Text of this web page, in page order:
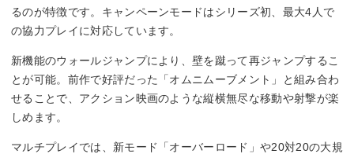
るのが特徴です。キャンペーンモードはシリーズ初、最大4人で
の協力プレイに対応しています。
新機能のウォールジャンプにより、壁を蹴って再ジャンプするこ
とが可能。前作で好評だった「オムニムーブメント」と組み合わ
せることで、アクション映画のような縦横無尽な移動や射撃が楽
しめます。
マルチプレイでは、新モード「オーバーロード」や20対20の大規